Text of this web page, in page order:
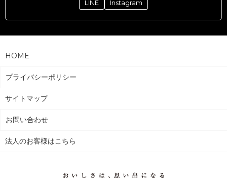
LINE Instagram
HOME
プライバシーポリシー
サイトマップ
お問い合わせ
法人のお客様はこちら